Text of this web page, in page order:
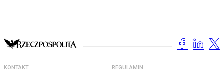
KONTAKT REGULAMIN